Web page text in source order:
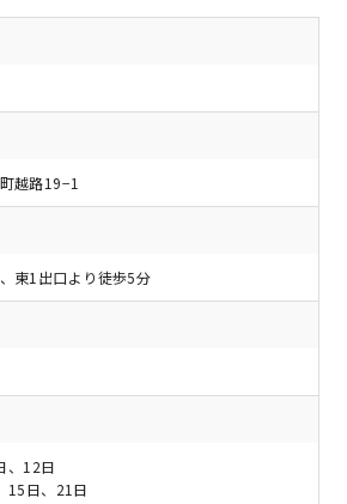
越路19−1
東1出口より徒歩5分
、12日
15日、21日